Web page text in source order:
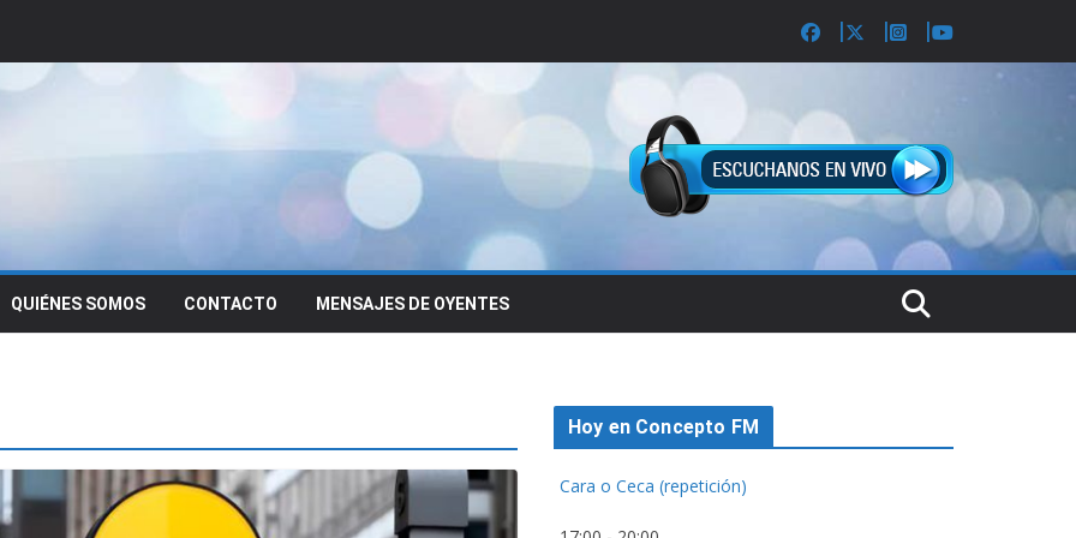
QUIÉNES SOMOS CONTACTO MENSAJES DE OYENTES
Hoy en Concepto FM
Cara o Ceca (repetición)